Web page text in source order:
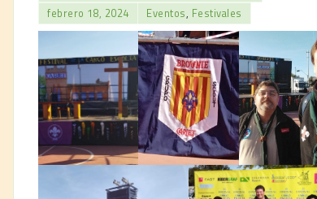
febrero 18, 2024
Eventos, Festivales